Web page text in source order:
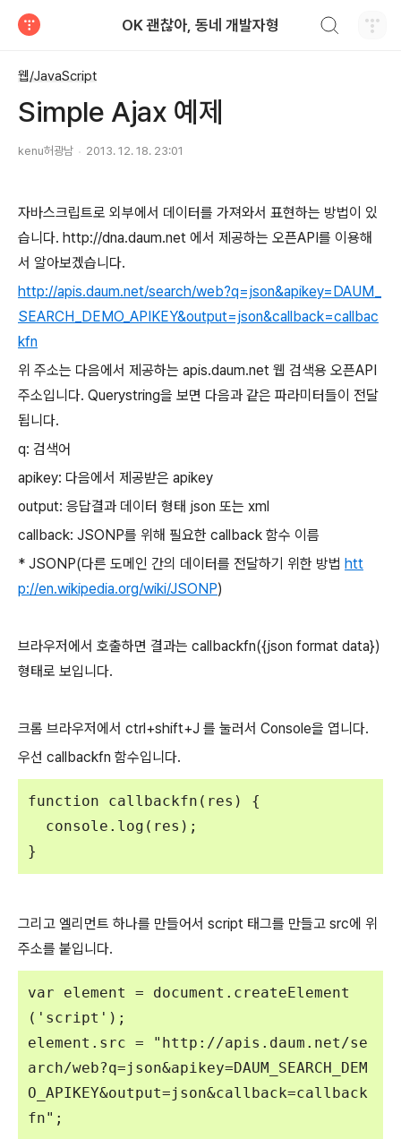
OK 괜찮아, 동네 개발자형
웹/JavaScript
Simple Ajax 예제
kenu허광남 2013. 12. 18. 23:01
자바스크립트로 외부에서 데이터를 가져와서 표현하는 방법이 있
습니다. http://dna.daum.net 에서 제공하는 오픈API를 이용해
서 알아보겠습니다.
http://apis.daum.net/search/web?q=json&apikey=DAUM_
SEARCH_DEMO_APIKEY&output=json&callback=callbac
kfn
위 주소는 다음에서 제공하는 apis.daum.net 웹 검색용 오픈API
주소입니다. Querystring을 보면 다음과 같은 파라미터들이 전달
됩니다.
q: 검색어
apikey: 다음에서 제공받은 apikey
output: 응답결과 데이터 형태 json 또는 xml
callback: JSONP를 위해 필요한 callback 함수 이름
* JSONP(다른 도메인 간의 데이터를 전달하기 위한 방법 htt
p://en.wikipedia.org/wiki/JSONP)
브라우저에서 호출하면 결과는 callbackfn({json format data})
형태로 보입니다.
크롬 브라우저에서 ctrl+shift+J 를 눌러서 Console을 엽니다.
우선 callbackfn 함수입니다.
function callbackfn(res) {
}
그리고 엘리먼트 하나를 만들어서 script 태그를 만들고 src에 위
주소를 붙입니다.
var element = document.createElement
('script');
element.src = "http://apis.daum.net/se
arch/web?q=json&apikey=DAUM_SEARCH_DEM
O_APIKEY&output=json&callback=callback
fn";